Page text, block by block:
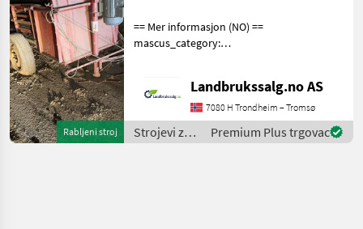
Rabljeni stroj
== Mer informasjon (NO) ==
mascus_category:
upon request: 7206 See
en.landbrukssalg.no/7206
for more images Beskri
Landbrukssalg.no AS
7080 H Trondheim – Tromsø
Strojevi za
transport /
Premium Plus trgovac